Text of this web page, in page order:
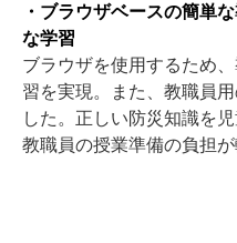
・ブラウザベースの簡単
な学習
ブラウザを使用するため
習を実現。また、教職員
した。正しい防災知識を
教職員の授業準備の負担が